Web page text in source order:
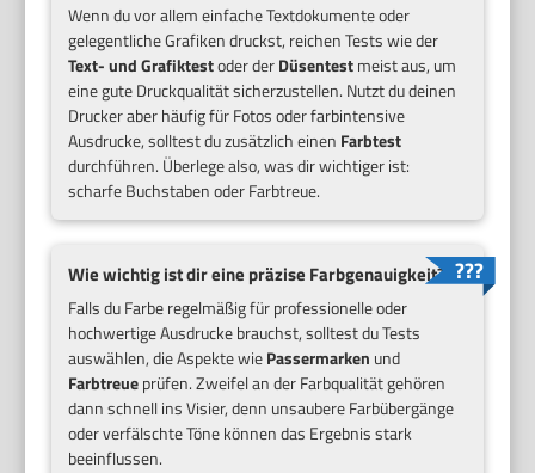
Wenn du vor allem einfache Textdokumente oder
gelegentliche Grafiken druckst, reichen Tests wie der
Text- und Grafiktestoder derDüsentestmeist aus, um
eine gute Druckqualität sicherzustellen. Nutzt du deinen
Drucker aber häufig für Fotos oder farbintensive
Ausdrucke, solltest du zusätzlich einen Farbtest
durchführen. Überlege also, was dir wichtiger ist:
scharfe Buchstaben oder Farbtreue.
Wie wichtig ist dir eine präzise Farbgenauigkeit?
Falls du Farbe regelmäßig für professionelle oder
hochwertige Ausdrucke brauchst, solltest du Tests
auswählen, die Aspekte wiePassermarken und
Farbtreueprüfen. Zweifel an der Farbqualität gehören
dann schnell ins Visier, denn unsaubere Farbübergänge
oder verfälschte Töne können das Ergebnis stark
beeinflussen.